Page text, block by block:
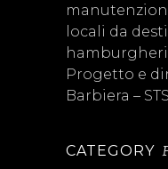
locali da
Progetto e
Barbiera –
CATEGORY